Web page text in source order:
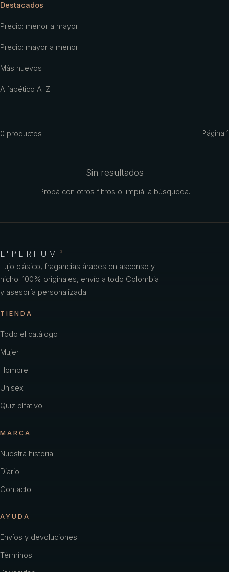
Benetton
Britney Spears
Burberry
Calvin Klein
Carolina Herrera
Cartier
Chacharel Woman
Chevignon
Coach
Color
Davidoff
Diesel
Dior
Destacados
Precio: menor a mayor
Precio: mayor a menor
Más nuevos
Alfabético A-Z
0 productos Página 1
Sin resultados
Probá con otros filtros o limpiá la búsqueda.
L'PERFUM ®
Lujo clásico, fragancias árabes en ascenso y
nicho. 100% originales, envío a todo Colombia
y asesoría personalizada.
TIENDA
Todo el catálogo
Mujer
Hombre
Unisex
Quiz olfativo
MARCA
Nuestra historia
Diario
Contacto
AYUDA
Envíos y devoluciones
Términos